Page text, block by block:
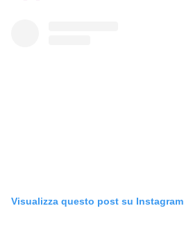
Visualizza questo post su Instagram